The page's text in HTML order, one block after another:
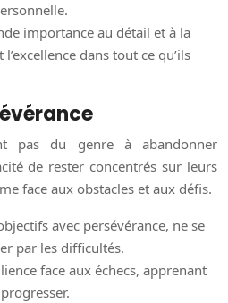
importance au détail et à la
dans tout ce qu’ils
pas du genre à abandonner
de rester concentrés sur leurs
face aux obstacles et aux défis.
avec persévérance, ne se
par les difficultés.
face aux échecs, apprenant